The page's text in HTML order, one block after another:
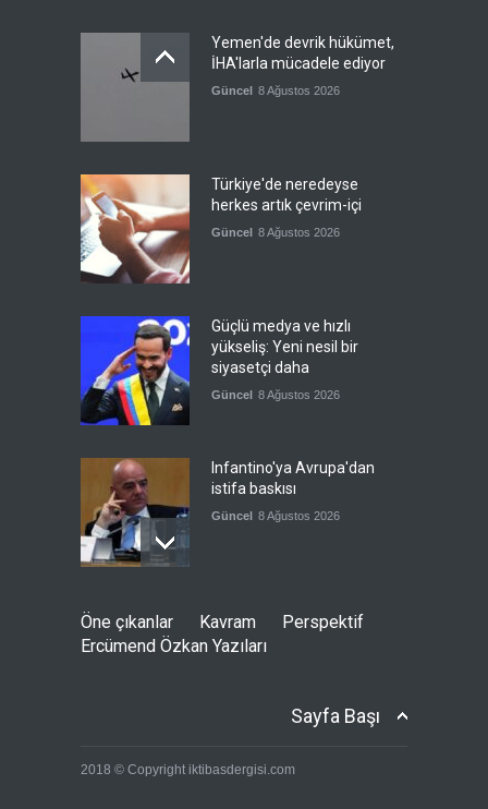
Yemen'de devrik hükümet,
İHA'larla mücadele ediyor
Güncel 8 Ağustos 2026
Türkiye'de neredeyse
herkes artık çevrim-içi
Güncel 8 Ağustos 2026
Güçlü medya ve hızlı
yükseliş: Yeni nesil bir
siyasetçi daha
Güncel 8 Ağustos 2026
Infantino'ya Avrupa'dan
istifa baskısı
Güncel 8 Ağustos 2026
Kolombiya, solcu Petro'nun
yerine aşırı sağcı Espriella'yı
getirdi
Mekke Anlaşmasını övdü
Öne çıkanlar Kavram
Perspektif
Ercümend Özkan Yazıları
Sayfa Başı
2018 © Copyright iktibasdergisi.com